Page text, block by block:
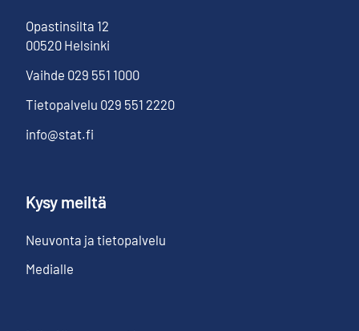
Opastinsilta 12
00520 Helsinki
Vaihde 029 551 1000
Tietopalvelu 029 551 2220
info@stat.fi
Kysy meiltä
Neuvonta ja tietopalvelu
Medialle